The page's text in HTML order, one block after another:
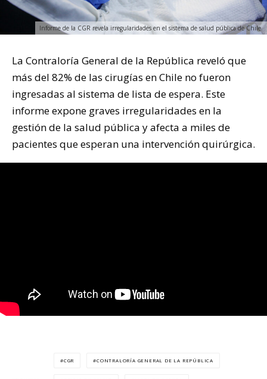
Informe de la CGR revela irregularidades en el sistema de salud pública de Chile.
La Contraloría General de la República reveló que
más del 82% de las cirugías en Chile no fueron
ingresadas al sistema de lista de espera. Este
informe expone graves irregularidades en la
gestión de la salud pública y afecta a miles de
pacientes que esperan una intervención quirúrgica.
CGR CONTRALORÍA GENERAL DE LA REPÚBLICA